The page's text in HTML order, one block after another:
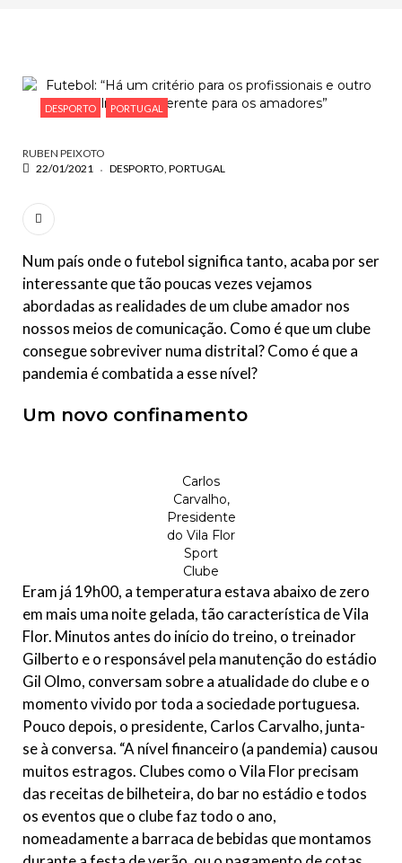
ESCREVA O QUE PROCURA E PRIMA ENTER
DESPORTO PORTUGAL
RUBEN PEIXOTO
22/01/2021
DESPORTO PORTUGAL
Num país onde o futebol significa tanto, acaba por ser
interessante que tão poucas vezes vejamos
abordadas as realidades de um clube amador nos
nossos meios de comunicação. Como é que um clube
consegue sobreviver numa distrital? Como é que a
pandemia é combatida a esse nível?
Um novo confinamento
Carlos
Carvalho,
Presidente
do Vila Flor
Sport
Clube
Eram já 19h00, a temperatura estava abaixo de zero
em mais uma noite gelada, tão característica de Vila
Flor. Minutos antes do início do treino, o treinador
Gilberto e o responsável pela manutenção do estádio
Gil Olmo, conversam sobre a atualidade do clube e o
momento vivido por toda a sociedade portuguesa.
Pouco depois, o presidente, Carlos Carvalho, junta-
se à conversa. “A nível financeiro (a pandemia) causou
muitos estragos. Clubes como o Vila Flor precisam
das receitas de bilheteira, do bar no estádio e todos
os eventos que o clube faz todo o ano,
nomeadamente a barraca de bebidas que montamos